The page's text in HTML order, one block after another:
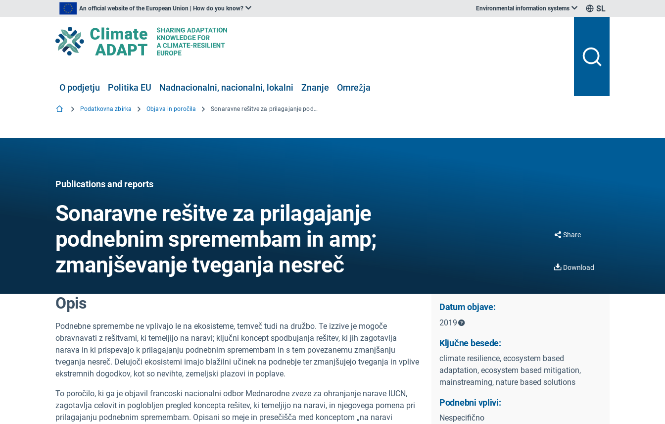
An official website of the European Union | How do you know? Environmental information systems SL
O podjetju Politika EU Nadnacionalni, nacionalni, lokalni Znanje Omrežja
Podatkovna zbirka Objava in poročila Sonaravne rešitve za prilagajanje podnebnim spremembam in amp; zmanjševanje tveganja nesreč
Publications and reports
Sonaravne rešitve za prilagajanje
podnebnim spremembam in amp;
zmanjševanje tveganja nesreč
Share
Download
Opis
Podnebne spremembe ne vplivajo le na ekosisteme, temveč tudi na družbo. Te izzive je mogoče
obravnavati z rešitvami, ki temeljijo na naravi; ključni koncept spodbujanja rešitev, ki jih zagotavlja
narava in ki prispevajo k prilagajanju podnebnim spremembam in s tem povezanemu zmanjšanju
tveganja nesreč. Delujoči ekosistemi imajo blažilni učinek na podnebje ter zmanjšujejo tveganja in vplive
ekstremnih dogodkov, kot so nevihte, zemeljski plazovi in poplave.
To poročilo, ki ga je objavil francoski nacionalni odbor Mednarodne zveze za ohranjanje narave IUCN,
zagotavlja celovit in poglobljen pregled koncepta rešitev, ki temeljijo na naravi, in njegovega pomena pri
prilagajanju podnebnim spremembam. Opisani so meje in presečišča med konceptom „na naravi
Datum objave:
2019
Ključne besede:
climate resilience, ecosystem based
adaptation, ecosystem based mitigation,
mainstreaming, nature based solutions
Podnebni vplivi:
Nespecifično